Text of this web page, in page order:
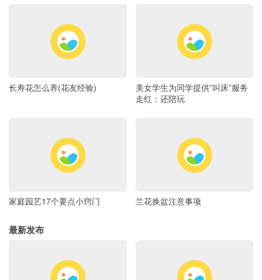
长寿花怎么养(花友经验)
美女学生为同学提供”叫床”服务
走红：还陪玩
家庭园艺17个要点小窍门 兰花换盆注意事项
最新发布